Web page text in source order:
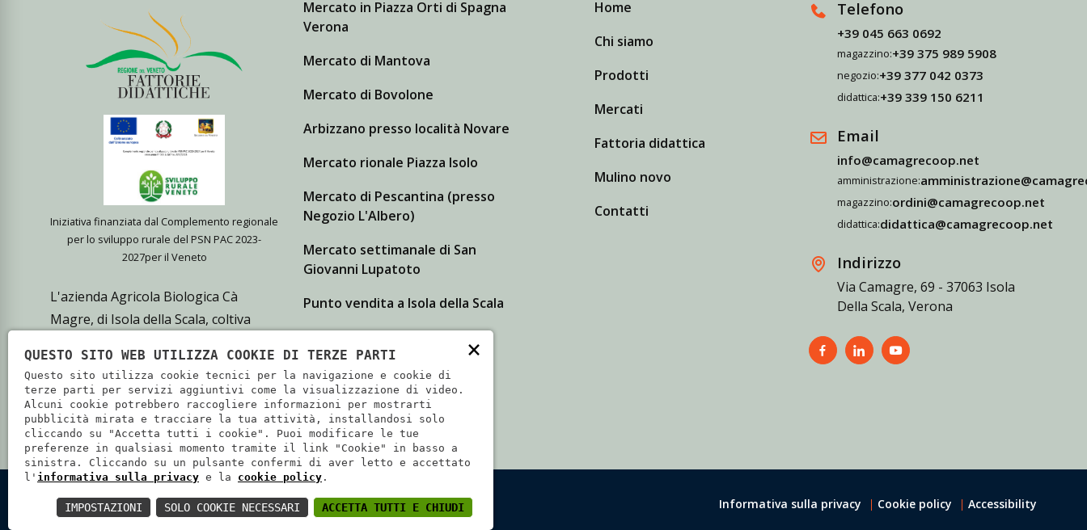
Iniziativa finanziata dal Complemento regionale
per lo sviluppo rurale del PSN PAC 2023-
2027per il Veneto
L'azienda Agricola Biologica Cà
Magre, di Isola della Scala, coltiva
vende presso i propri punti vendita e
i principali mercati di Verona e
Mantova.
Mercato in Piazza Orti di Spagna
Verona
Mercato di Mantova
Mercato di Bovolone
Arbizzano presso località Novare
Mercato rionale Piazza Isolo
Mercato di Pescantina (presso
Negozio L'Albero)
Mercato settimanale di San
Giovanni Lupatoto
Punto vendita a Isola della Scala
Home
Chi siamo
Prodotti
Mercati
Fattoria didattica
Mulino novo
Contatti
Telefono
+39 045 663 0692
magazzino:+39 375 989 5908
negozio:+39 377 042 0373
didattica:+39 339 150 6211
Email
info@camagrecoop.net
amministrazione:
magazzino:ordini@camagrecoop.net
didattica:didattica@camagrecoop.net
Indirizzo
Via Camagre, 69 - 37063 Isola
Della Scala, Verona
SOCIETÀ COOPERATIVA AGRICOLA CA' MAGRE - P.IVA: 02079840233 Informativa sulla privacy Cookie policy Accessibility
×
QUESTO SITO WEB UTILIZZA COOKIE DI TERZE PARTI
Questo sito utilizza cookie tecnici per la navigazione e cookie di
terze parti per servizi aggiuntivi come la visualizzazione di video.
Alcuni cookie potrebbero raccogliere informazioni per mostrarti
pubblicità mirata e tracciare la tua attività, installandosi solo
cliccando su "Accetta tutti i cookie". Puoi modificare le tue
preferenze in qualsiasi momento tramite il link "Cookie" in basso a
sinistra. Cliccando su un pulsante confermi di aver letto e accettato
l' informativa sulla privacy e la cookie policy .
ACCETTA TUTTI E CHIUDI
SOLO COOKIE NECESSARI
IMPOSTAZIONI